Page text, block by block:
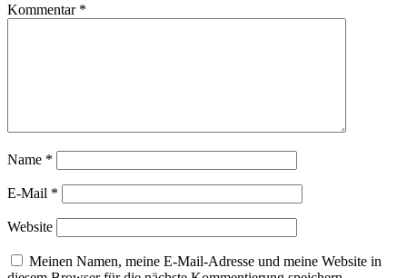
Kommentar *
Name *
E-Mail *
Website
Meinen Namen, meine E-Mail-Adresse und meine Website in